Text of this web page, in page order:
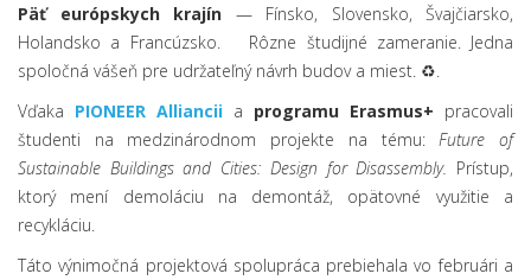
Päť európskych krajín — Fínsko, Slovensko, Švajčiarsko,
Holandsko a Francúzsko. Rôzne študijné zameranie. Jedna
spoločná vášeň pre udržateľný návrh budov a miest. ♻️.
Vďaka PIONEER Alliancii a programu Erasmus+ pracovali
študenti na medzinárodnom projekte na tému:Future of
Sustainable Buildings and Cities: Design for Disassembly. Prístup,
ktorý mení demoláciu na demontáž, opätovné využitie a
recykláciu.
Táto výnimočná projektová spolupráca prebiehala vo februári a